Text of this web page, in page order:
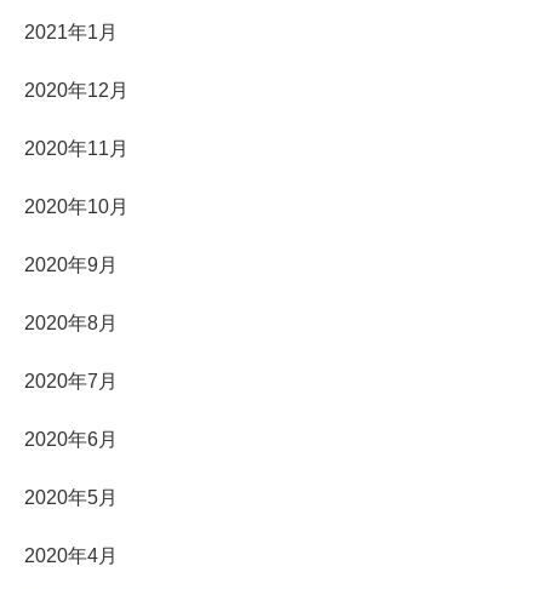
2021年1月
2020年12月
2020年11月
2020年10月
2020年9月
2020年8月
2020年7月
2020年6月
2020年5月
2020年4月